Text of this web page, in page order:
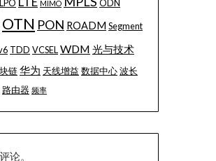
LPO MIMO ODN
OTN PON ROADM Segment
TDD VCSELWDM 光与技术
链华为 天线增益 数据中心波长
路由器 频率
论。